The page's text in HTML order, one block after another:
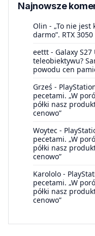
Najnowsze
Olin - „To nie jest
darmo”. RTX
eettt - Galaxy
teleobiektywu?
powodu cen
Grześ -
pecetami. „W
półki nasz
cenowo”
Woytec -
pecetami. „W
półki nasz
cenowo”
Karololo -
pecetami. „W
półki nasz
cenowo”